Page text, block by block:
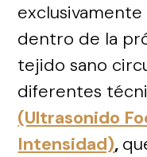
exclusivamente
dentro de la
tejido sano
diferentes
(Ultrasonido
Intensidad),